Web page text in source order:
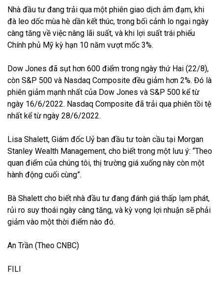
Nhà đầu tư đang trải qua một phiên giao dịch ảm đạm, khi
đà leo dốc mùa hè dần kết thúc, trong bối cảnh lo ngại ngày
càng tăng về việc nâng lãi suất, và khi lợi suất trái phiếu
Chính phủ Mỹ kỳ hạn 10 năm vượt mốc 3%.
Dow Jones đã sụt hơn 600 điểm trong ngày thứ Hai (22/8),
còn S&P 500 và Nasdaq Composite đều giảm hơn 2%. Đó là
phiên giảm mạnh nhất của Dow Jones và S&P 500 kể từ
ngày 16/6/2022. Nasdaq Composite đã trải qua phiên tồi tệ
nhất kể từ ngày 28/6/2022.
Lisa Shalett, Giám đốc Uỷ ban đầu tư toàn cầu tại Morgan
Stanley Wealth Management, cho biết trong một lưu ý: “Theo
quan điểm của chúng tôi, thị trường giá xuống này còn một
hành động cuối cùng”.
Bà Shalett cho biết nhà đầu tư đang đánh giá thấp lạm phát,
rủi ro suy thoái ngày càng tăng, và kỳ vọng lợi nhuận sẽ phải
giảm vào một thời điểm nào đó.
An Trần (Theo CNBC)
FILI